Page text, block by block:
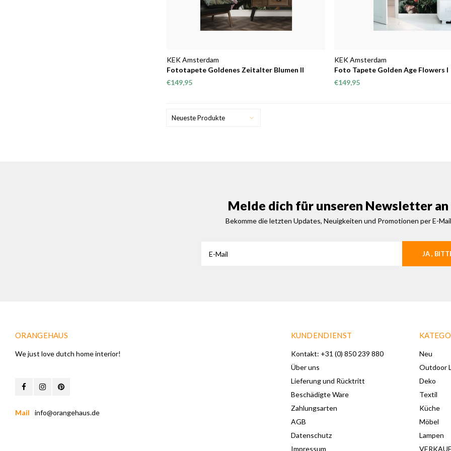
KEK Amsterdam
Fototapete Goldenes Zeitalter Blumen II
€149,95
KEK Amsterdam
Foto Tapete Golden Age Flowers I
€149,95
Neueste Produkte
Melde dich für unseren Newsletter an
Bekomme die letzten Updates, Neuigkeiten und Promotionen per E-Mail
JA ,
ORANGEHAUS
We just love dutch home interior!
Mail info@orangehaus.de
KUNDENDIENST
Kontakt: +31 (0) 850 239 880
Über uns
Lieferung und Rücktritt
Beschädigte Ware
Zahlungsarten
AGB
Datenschutz
Impressum
Neu
Outdoor
Deko
Textil
Küche
Möbel
Lampen
VERKAUF